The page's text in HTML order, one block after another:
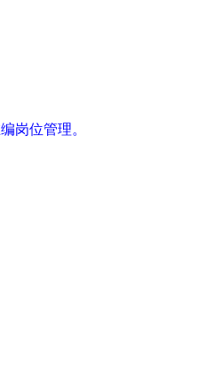
岗位管理。